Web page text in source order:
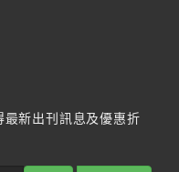
最新出刊訊息及優惠折